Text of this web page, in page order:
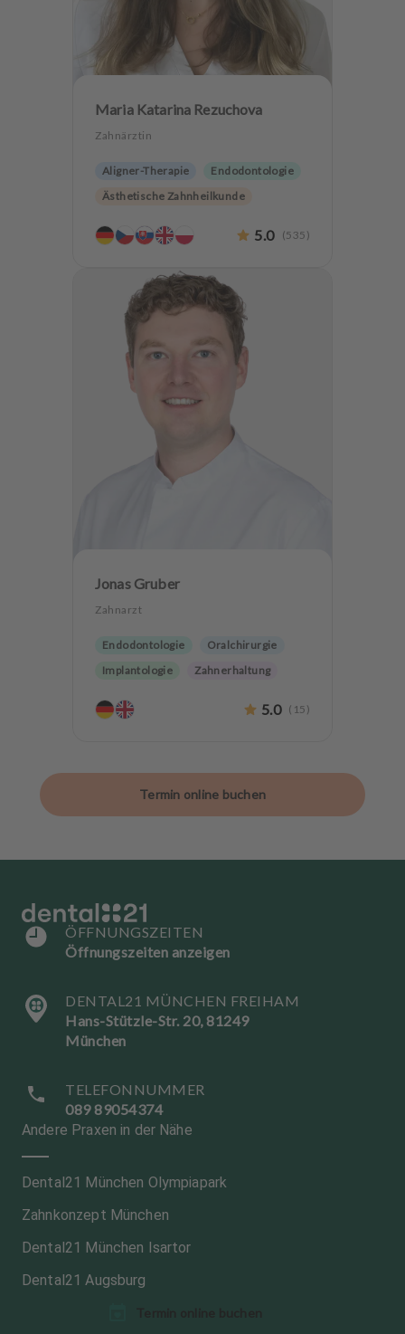
Maria Katarina Rezuchova
Zahnärztin
Aligner-Therapie
Endodontologie
Ästhetische Zahnheilkunde
Implantologie
5.0 (535 )
Jonas Gruber
Zahnarzt
Endodontologie
Oralchirurgie
Implantologie
Zahnerhaltung
5.0 ( 15 )
Termin online buchen
ÖFFNUNGSZEITEN
Öffnungszeiten anzeigen
DENTAL21 MÜNCHEN FREIHAM
Hans-Stützle-Str. 20, 81249
München
TELEFONNUMMER
089 89054374
Andere Praxen in der Nähe
Dental21 München Olympiapark
Zahnkonzept München
Dental21 München Isartor
Dental21 Augsburg